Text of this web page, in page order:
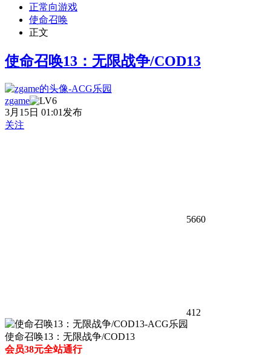
正常向游戏
使命召唤
正文
使命召唤13：无限战争/COD13
zgame
3月15日 01:01发布
关注
5660
412
使命召唤13：无限战争/COD13
会员38元全站通行